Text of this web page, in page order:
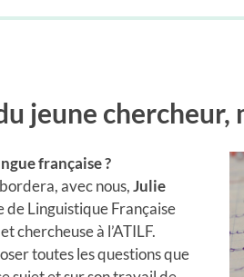
jeune
française ?
avec nous,Julie
de Linguistique Française
chercheuse à l’ATILF.
toutes les questions que